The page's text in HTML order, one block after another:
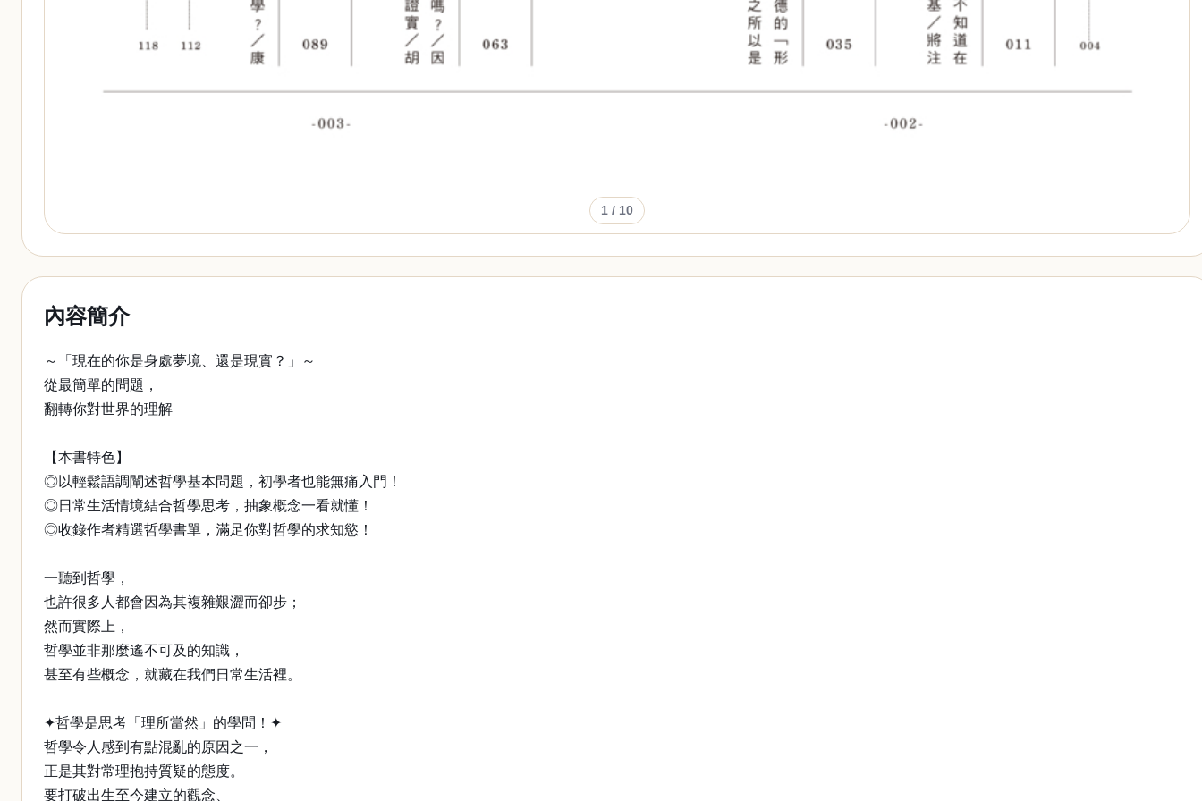
1 / 10
內容簡介
～「現在的你是身處夢境、還是現實？」～
從最簡單的問題，
翻轉你對世界的理解
【本書特色】
◎以輕鬆語調闡述哲學基本問題，初學者也能無痛入門！
◎日常生活情境結合哲學思考，抽象概念一看就懂！
◎收錄作者精選哲學書單，滿足你對哲學的求知慾！
一聽到哲學，
也許很多人都會因為其複雜艱澀而卻步；
然而實際上，
哲學並非那麼遙不可及的知識，
甚至有些概念，就藏在我們日常生活裡。
✦哲學是思考「理所當然」的學問！✦
哲學令人感到有點混亂的原因之一，
正是其對常理抱持質疑的態度。
要打破出生至今建立的觀念、